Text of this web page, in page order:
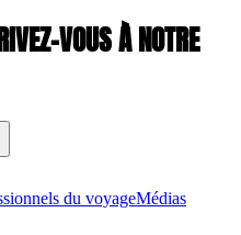
VOUS À NOTRE
du voyageMédias